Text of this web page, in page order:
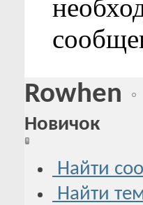
Rowhen
Новичок
Найти
Найти